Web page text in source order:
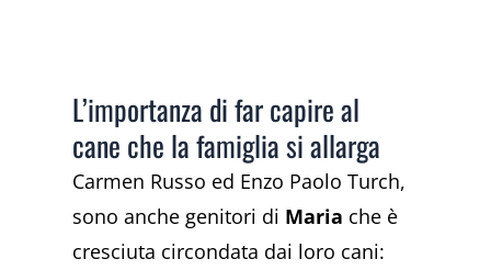
L’importanza di far capire al
cane che la famiglia si allarga
Carmen Russo ed Enzo Paolo Turch,
sono anche genitori di Maria che è
cresciuta circondata dai loro cani: